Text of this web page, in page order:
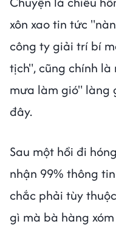
xôn xao tin tức
công ty giải trí bí
tịch", cũng chính
mưa làm gió" làng
đây.
Sau một hồi đi
nhận 99% thông
chắc phải tùy
gì mà bà hàng